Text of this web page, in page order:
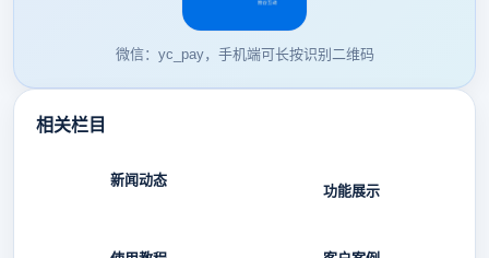
微信：yc_pay，手机端可长按识别二维码
相关栏目
新闻动态
功能展示